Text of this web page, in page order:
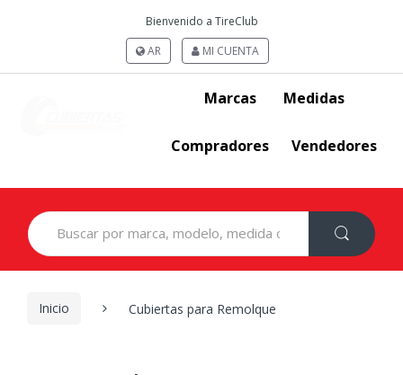
Bienvenido a TireClub
AR
MI CUENTA
Marcas Medidas
Compradores Vendedores
Search
for:
Inicio Cubiertas para Remolque